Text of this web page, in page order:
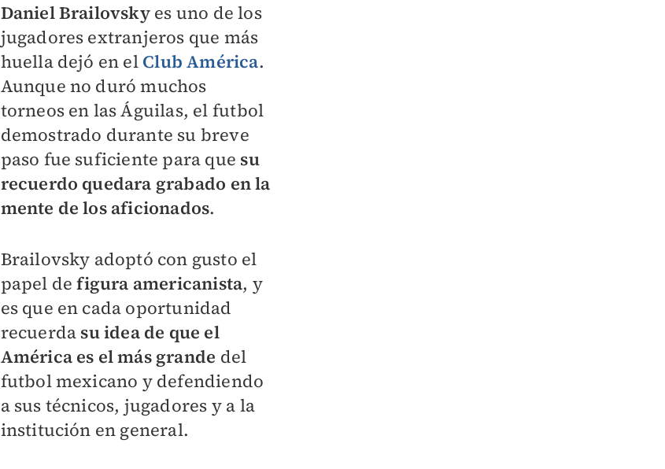
Daniel Brailovskyes uno de los
jugadores extranjeros que más
huella dejó en el Club América.
Aunque no duró muchos
torneos en las Águilas, el futbol
demostrado durante su breve
paso fue suficiente para que su
recuerdo quedara grabado en la
mente de los aficionados.
Brailovsky adoptó con gusto el
papel defigura americanista, y
es que en cada oportunidad
recuerda su idea de que el
América es el más grande del
futbol mexicano y defendiendo
a sus técnicos, jugadores y a la
institución en general.